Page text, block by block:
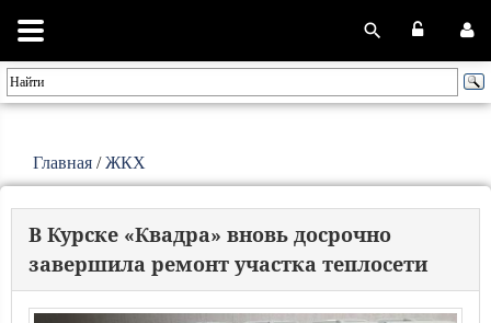
Главная /ЖКХ
В Курске «Квадра» вновь досрочно
завершила ремонт участка теплосети